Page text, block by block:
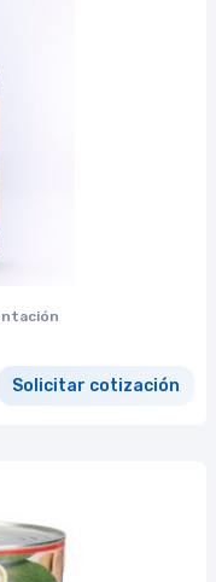
Solicitar cotización